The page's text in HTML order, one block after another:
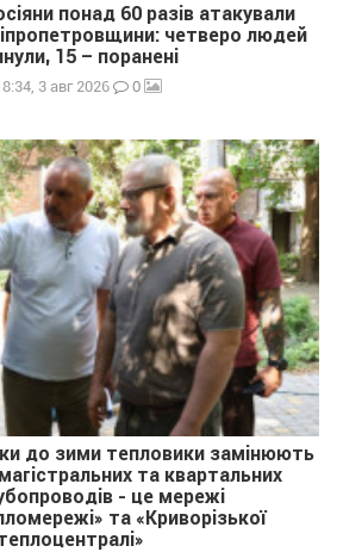
понад 60 разів атакували
четверо людей
15 – поранені
3 авг 2026 0
до зими тепловики замінюють
та квартальних
- це мережі
та «Криворізької